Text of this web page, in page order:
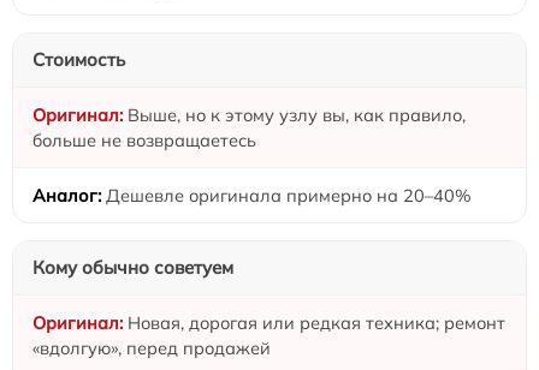
Стоимость
Выше, но к этому узлу вы, как правило,
больше не возвращаетесь
Дешевле оригинала примерно на 20–40%
Кому обычно советуем
Новая, дорогая или редкая техника; ремонт
«вдолгую», перед продажей